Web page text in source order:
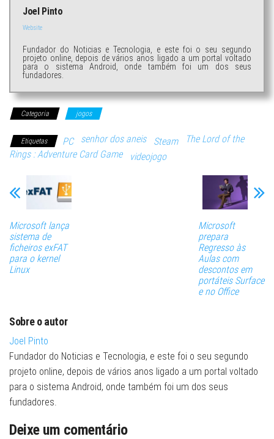
Joel Pinto
Website
Fundador do Noticias e Tecnologia, e este foi o seu segundo
projeto online, depois de vários anos ligado a um portal voltado
para o sistema Android, onde também foi um dos seus
fundadores.
Categoria jogos
Etiquetas PC senhor dos aneis Steam
The Lord of the
Rings : Adventure Card Game
videojogo
Microsoft lança
sistema de
ficheiros exFAT
para o kernel
Linux
Microsoft
prepara
Regresso às
Aulas com
descontos em
portáteis Surface
e no Office
Sobre o autor
Joel Pinto
Fundador do Noticias e Tecnologia, e este foi o seu segundo
projeto online, depois de vários anos ligado a um portal voltado
para o sistema Android, onde também foi um dos seus
fundadores.
Deixe um comentário